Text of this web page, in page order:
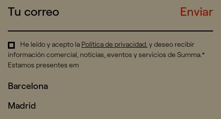
Enviar
He leído y acepto la Política de privacidad. y deseo recibir
información comercial, noticias, eventos y servicios de Summa.*
Estamos presentes em
Barcelona
Madrid